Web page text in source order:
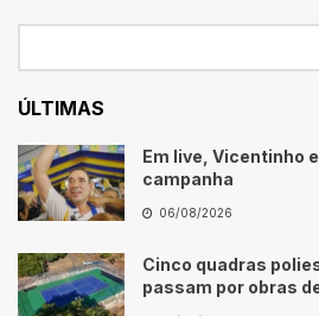
ÚLTIMAS
Em live, Vicentinho
campanha
06/08/2026
Cinco quadras
passam por obras